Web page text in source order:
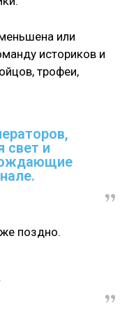
или
историков и
трофеи,
свет и
поздно.